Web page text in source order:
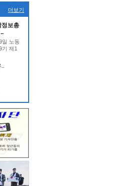
더보기
정보총
일 노동
기 제1
..